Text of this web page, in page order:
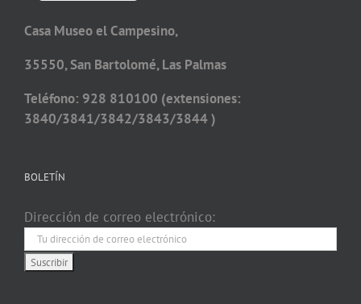
Casa Museo el Campesino,
35550, San Bartolomé, Las Palmas
Teléfono: 928 810100 (extensiones:
3840/3841/3842/3843/3844 )
BOLETÍN
Dirección de correo electrónico: